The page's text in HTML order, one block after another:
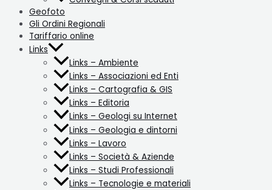
Geofoto
Gli Ordini Regionali
Tariffario online
Links
Links – Ambiente
Links – Associazioni ed Enti
Links – Cartografia & GIS
Links – Editoria
Links – Geologi su Internet
Links – Geologia e dintorni
Links – Lavoro
Links – Società & Aziende
Links – Studi Professionali
Links – Tecnologie e materiali